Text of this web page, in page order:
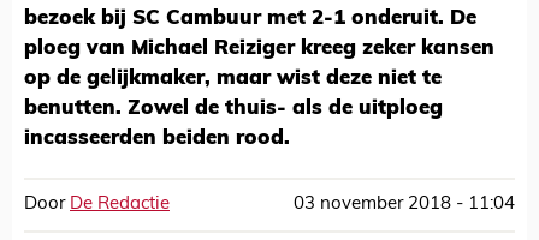
bezoek bij SC Cambuur met 2-1 onderuit. De
ploeg van Michael Reiziger kreeg zeker kansen
op de gelijkmaker, maar wist deze niet te
benutten. Zowel de thuis- als de uitploeg
incasseerden beiden rood.
Door De Redactie 03 november 2018 - 11:04